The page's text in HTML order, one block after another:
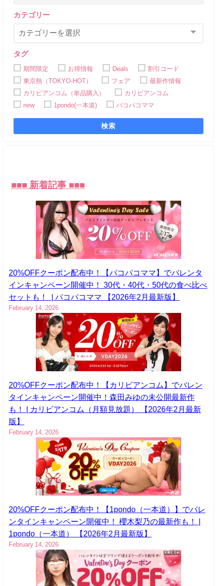
カテゴリー
タグ
期間限定 お得情報 Deals
割引コード
東京熱（TOKYO-HOT）
フェア
最新作情報
カリビアンコム（単品購入）
カリビアンコム
new
1pondo(一本道) パコパコママ
検索
■■■ 新着記事 ■■■
20%OFFクーポン配布中！【パコパコママ】でバレンタ
インキャンペーン開催中！ 30代・40代・50代の食べ比べ
セットも！ | パコパコママ 【2026年2月最新版】
February 14, 2026
20%OFFクーポン配布中！【カリビアンコム】でバレン
タインキャンペーン開催中！森田みゆの未公開最新作
も！ | カリビアンコム（月額見放題） 【2026年2月最新
版】
February 14, 2026
20%OFFクーポン配布中！【1pondo（一本道）】でバレ
ンタインキャンペーン開催中！ 櫻木梨乃の最新作も！ |
1pondo（一本道） 【2026年2月最新版】
February 14, 2026